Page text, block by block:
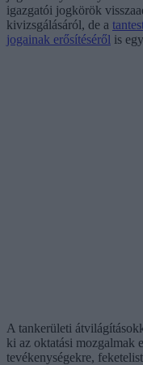
igazgatói jogkörök
kivizsgálásáról, de a
jogainak erősítéséről is
A tankerületi
ki az oktatási mozgalmak
tevékenységekre,